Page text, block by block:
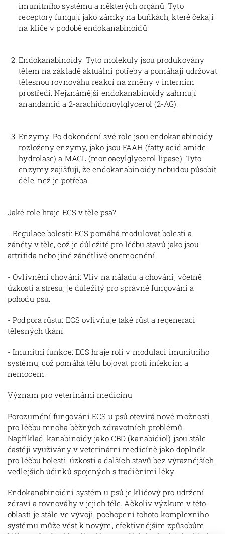
imunitního systému a některých orgánů. Tyto
receptory fungují jako zámky na buňkách, které čekají
na klíče v podobě endokanabinoidů.
Endokanabinoidy: Tyto molekuly jsou produkovány
tělem na základě aktuální potřeby a pomáhají udržovat
tělesnou rovnováhu reakcí na změny v interním
prostředí. Nejznámější endokanabinoidy zahrnují
anandamid a 2-arachidonoylglycerol (2-AG).
Enzymy: Po dokončení své role jsou endokanabinoidy
rozloženy enzymy, jako jsou FAAH (fatty acid amide
hydrolase) a MAGL (monoacylglycerol lipase). Tyto
enzymy zajišťují, že endokanabinoidy nebudou působit
déle, než je potřeba.
Jaké role hraje ECS v těle psa?
- Regulace bolesti: ECS pomáhá modulovat bolesti a
záněty v těle, což je důležité pro léčbu stavů jako jsou
artritida nebo jiné zánětlivé onemocnění.
- Ovlivnění chování: Vliv na náladu a chování, včetně
úzkosti a stresu, je důležitý pro správné fungování a
pohodu psů.
- Podpora růstu: ECS ovlivňuje také růst a regeneraci
tělesných tkání.
- Imunitní funkce: ECS hraje roli v modulaci imunitního
systému, což pomáhá tělu bojovat proti infekcím a
nemocem.
Význam pro veterinární medicínu
Porozumění fungování ECS u psů otevírá nové možnosti
pro léčbu mnoha běžných zdravotních problémů.
Například, kanabinoidy jako CBD (kanabidiol) jsou stále
častěji využívány v veterinární medicíně jako doplněk
pro léčbu bolesti, úzkosti a dalších stavů bez výraznějších
vedlejších účinků spojených s tradičními léky.
Endokanabinoidní systém u psů je klíčový pro udržení
zdraví a rovnováhy v jejich těle. Ačkoliv výzkum v této
oblasti je stále ve vývoji, pochopení tohoto komplexního
systému může vést k novým, efektivnějším způsobům